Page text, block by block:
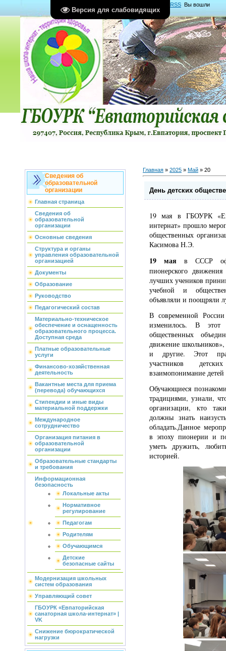
Версия для слабовидящих
RSS Вы вошли
какГость Группа "Гости"
Сведения об
образовательной
организации
Главная страница
Сведения об
образовательной
организации
Основные сведения
Структура и органы
управления образовательной
организацией
Документы
Образование
Руководство
Педагогический состав
Материально-техническое
обеспечение и оснащенность
образовательного процесса.
Доступная среда
Платные образовательные
услуги
Финансово-хозяйственная
деятельность
Вакантные места для приема
(перевода) обучающихся
Стипендии и иные виды
материальной поддержки
Международное
сотрудничество
Организация питания в
образовательной
организации
Образовательные стандарты
и требования
Информационная
безопасность
Локальные акты
Нормативное
регулирование
Педагогам
Родителям
Обучающимся
Детские
безопасные сайты
Модернизация школьных
систем образования
Управляющий совет
ГБОУРК «Евпаторийская
санаторная школа-интернат» |
VK
Снижение бюрократической
нагрузки
Главная » 2025 » Май » 20
День детских
19 мая в ГБОУРК
интернат» прошло
общественных
Касимова Н.Э.
19 мая в СССР
пионерского
лучших учеников
учебной и
объявляли и поощряли
В современной
изменилось. В этот
общественных
движение
и другие. Этот
участников
взаимопонимание
Обучающиеся
традициями, узнали,
организации, кто
должны знать
обладать.Данное
в эпоху пионерии и
уметь дружить,
историей.